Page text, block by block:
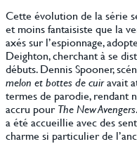
Cette évolution de la série
et moins fantaisiste que la
axés sur l’espionnage,
Deighton, cherchant à se
débuts. Dennis Spooner,
melon et bottes de cuiravait
termes de parodie, rendant
accru pourThe New Avengers
a été accueillie avec des
charme si particulier de